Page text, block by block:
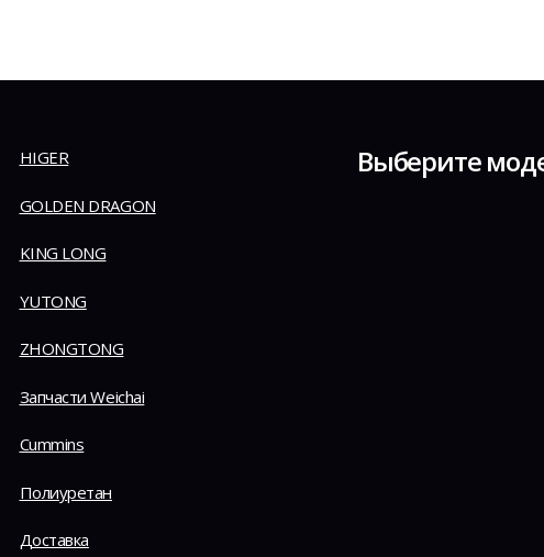
HIGER
GOLDEN DRAGON
KING LONG
YUTONG
ZHONGTONG
Запчасти Weichai
Cummins
Полиуретан
Доставка
Выберите